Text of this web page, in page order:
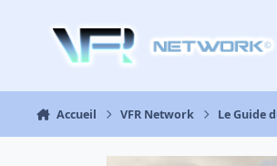
Accueil VFR Network Le Guide